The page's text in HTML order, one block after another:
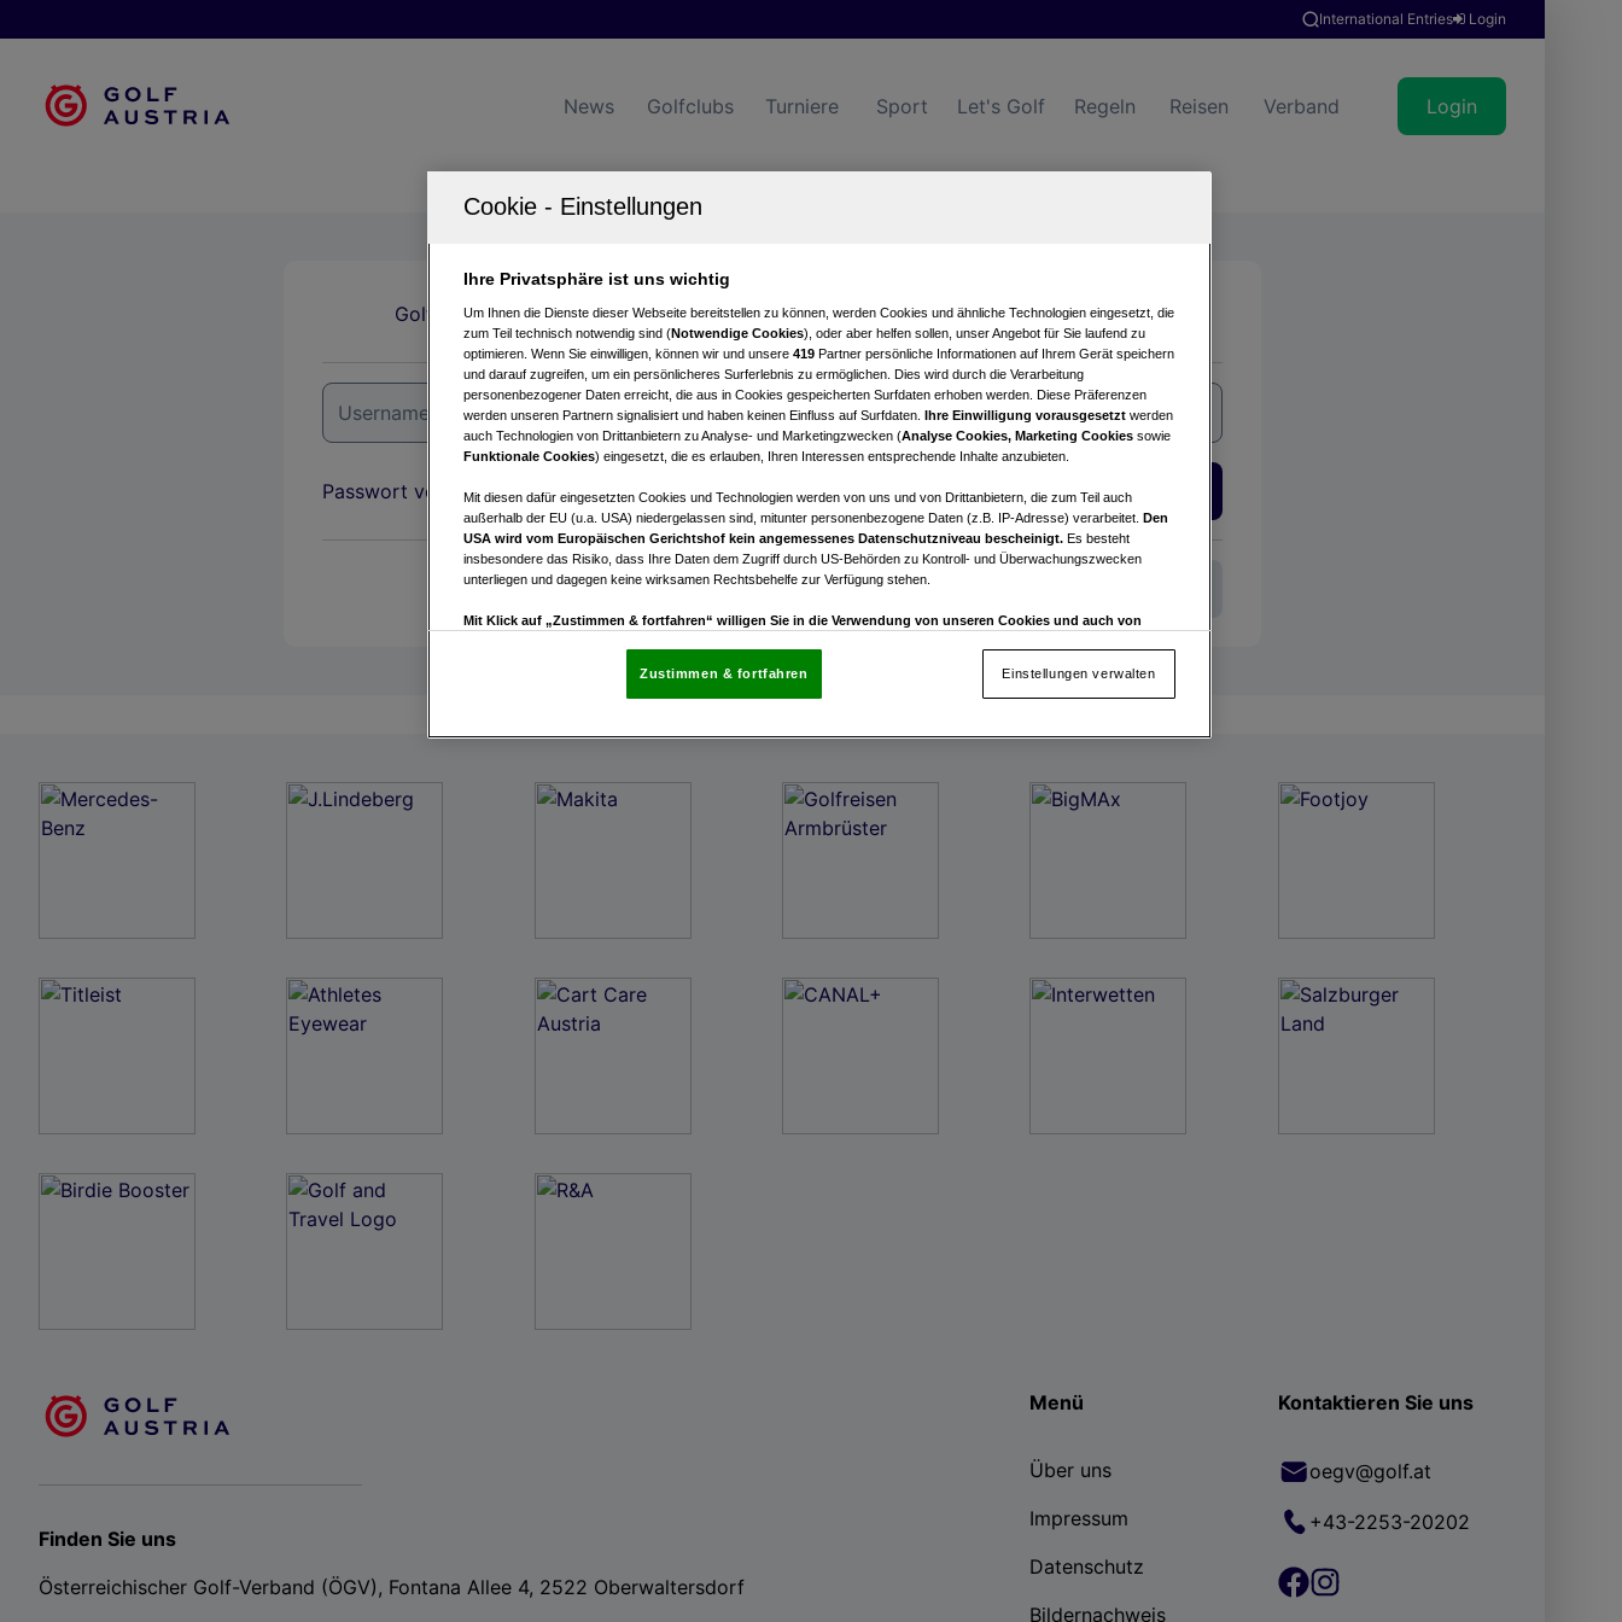
International Entries Login
News Golfclubs Turniere Sport Let's Golf Regeln Reisen Verband Login
Golfclubs Turniere Events Hotels Suche
Passwort vergessen?
Finden Sie uns
Österreichischer Golf-Verband (ÖGV), Fontana Allee 4, 2522 Oberwaltersdorf
Menü
Über uns
Impressum
Datenschutz
Bildernachweis
Kontaktieren Sie uns
oegv@golf.at
+43-2253-20202
Ihre Privatsphäre ist uns wichtig
Um Ihnen die Dienste dieser Webseite bereitstellen zu können, werden Cookies und ähnliche Technologien eingesetzt, die
zum Teil technisch notwendig sind (Notwendige Cookies), oder aber helfen sollen, unser Angebot für Sie laufend zu
optimieren. Wenn Sie einwilligen, können wir und unsere 419 Partner persönliche Informationen auf Ihrem Gerät speichern
und darauf zugreifen, um ein persönlicheres Surferlebnis zu ermöglichen. Dies wird durch die Verarbeitung
personenbezogener Daten erreicht, die aus in Cookies gespeicherten Surfdaten erhoben werden. Diese Präferenzen
werden unseren Partnern signalisiert und haben keinen Einfluss auf Surfdaten. Ihre Einwilligung vorausgesetzt werden
auch Technologien von Drittanbietern zu Analyse- und Marketingzwecken (Analyse Cookies, Marketing Cookies sowie
Funktionale Cookies) eingesetzt, die es erlauben, Ihren Interessen entsprechende Inhalte anzubieten.
Mit diesen dafür eingesetzten Cookies und Technologien werden von uns und von Drittanbietern, die zum Teil auch
außerhalb der EU (u.a. USA) niedergelassen sind, mitunter personenbezogene Daten (z.B. IP-Adresse) verarbeitet. Den
USA wird vom Europäischen Gerichtshof kein angemessenes Datenschutzniveau bescheinigt. Es besteht
insbesondere das Risiko, dass Ihre Daten dem Zugriff durch US-Behörden zu Kontroll- und Überwachungszwecken
unterliegen und dagegen keine wirksamen Rechtsbehelfe zur Verfügung stehen.
Mit Klick auf „Zustimmen & fortfahren“ willigen Sie in die Verwendung von unseren Cookies und auch von
Einstellungen“, die sich auf jeder Seite unten im Footer befinden.
Wir und unsere Partner verarbeiten Daten, um Folgendes bereitzustellen:
Einstellungen verwalten
Zustimmen & fortfahren